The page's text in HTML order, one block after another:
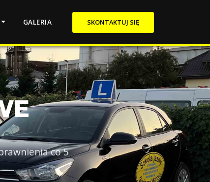
GALERIA SKONTAKTUJ SIĘ
co 5